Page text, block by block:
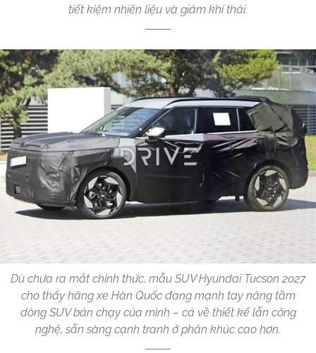
tiết kiệm nhiên liệu và giảm khí thải.
Dù chưa ra mắt chính thức, mẫu SUV Hyundai Tucson 2027
cho thấy hãng xe Hàn Quốc đang mạnh tay nâng tầm
dòng SUV bán chạy của mình – cả về thiết kế lẫn công
nghệ, sẵn sàng cạnh tranh ở phân khúc cao hơn.